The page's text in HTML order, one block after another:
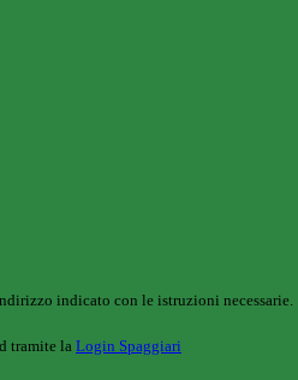
indicato con le istruzioni necessarie.
tramite la Login Spaggiari